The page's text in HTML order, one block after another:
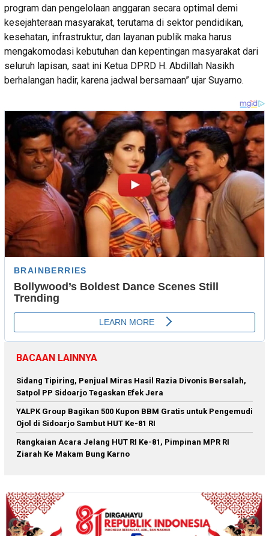
program dan pengelolaan anggaran secara optimal demi
kesejahteraan masyarakat, terutama di sektor pendidikan,
kesehatan, infrastruktur, dan layanan publik maka harus
mengakomodasi kebutuhan dan kepentingan masyarakat dari
seluruh lapisan, saat ini Ketua DPRD H. Abdillah Nasikh
berhalangan hadir, karena jadwal bersamaan” ujar Suyarno.
BACAAN LAINNYA
Sidang Tipiring, Penjual Miras Hasil Razia Divonis Bersalah,
Satpol PP Sidoarjo Tegaskan Efek Jera
YALPK Group Bagikan 500 Kupon BBM Gratis untuk Pengemudi
Ojol di Sidoarjo Sambut HUT Ke-81 RI
Rangkaian Acara Jelang HUT RI Ke-81, Pimpinan MPR RI
Ziarah Ke Makam Bung Karno